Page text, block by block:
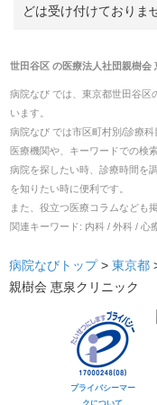
どは受け付けておりま
世田谷区の医療法人社団親樹会
病院なび では、 東京都世田谷区
います。
病院なび では市区町村別/診療
医療機関や、キーワードでの検
病院を探したい時、診療時間を
を知りたい時に便利です。
また、役立つ医療コラムなども
関連キーワード: 内科 / 外科 / 心
病院なびトップ > 東京都
親樹会 恵泉クリニック
プライバシーマー